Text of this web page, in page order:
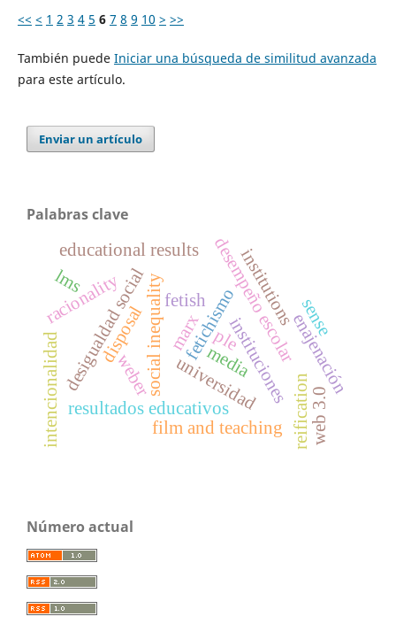
<< < 1 2 3 4 5 6 7 8 9 10 > >>
También puede Iniciar una búsqueda de similitud avanzada
para este artículo.
Enviar un artículo
Palabras clave
universidad
fetichismo
resultados educativos
desempeño escolar
social inequality
desigualdad social
racionality
weber
institutions
instituciones
fetish
disposal
reification
enajenación
marx
educational results
media
film and teaching
ple
lms
web 3.0
sense
intencionalidad
Número actual